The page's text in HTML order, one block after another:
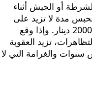
الجيش أثناء
لا تزيد على
التي لا تزيد على 2000 دينار. وإذا وقع
تزيد العقوبة
التي لا